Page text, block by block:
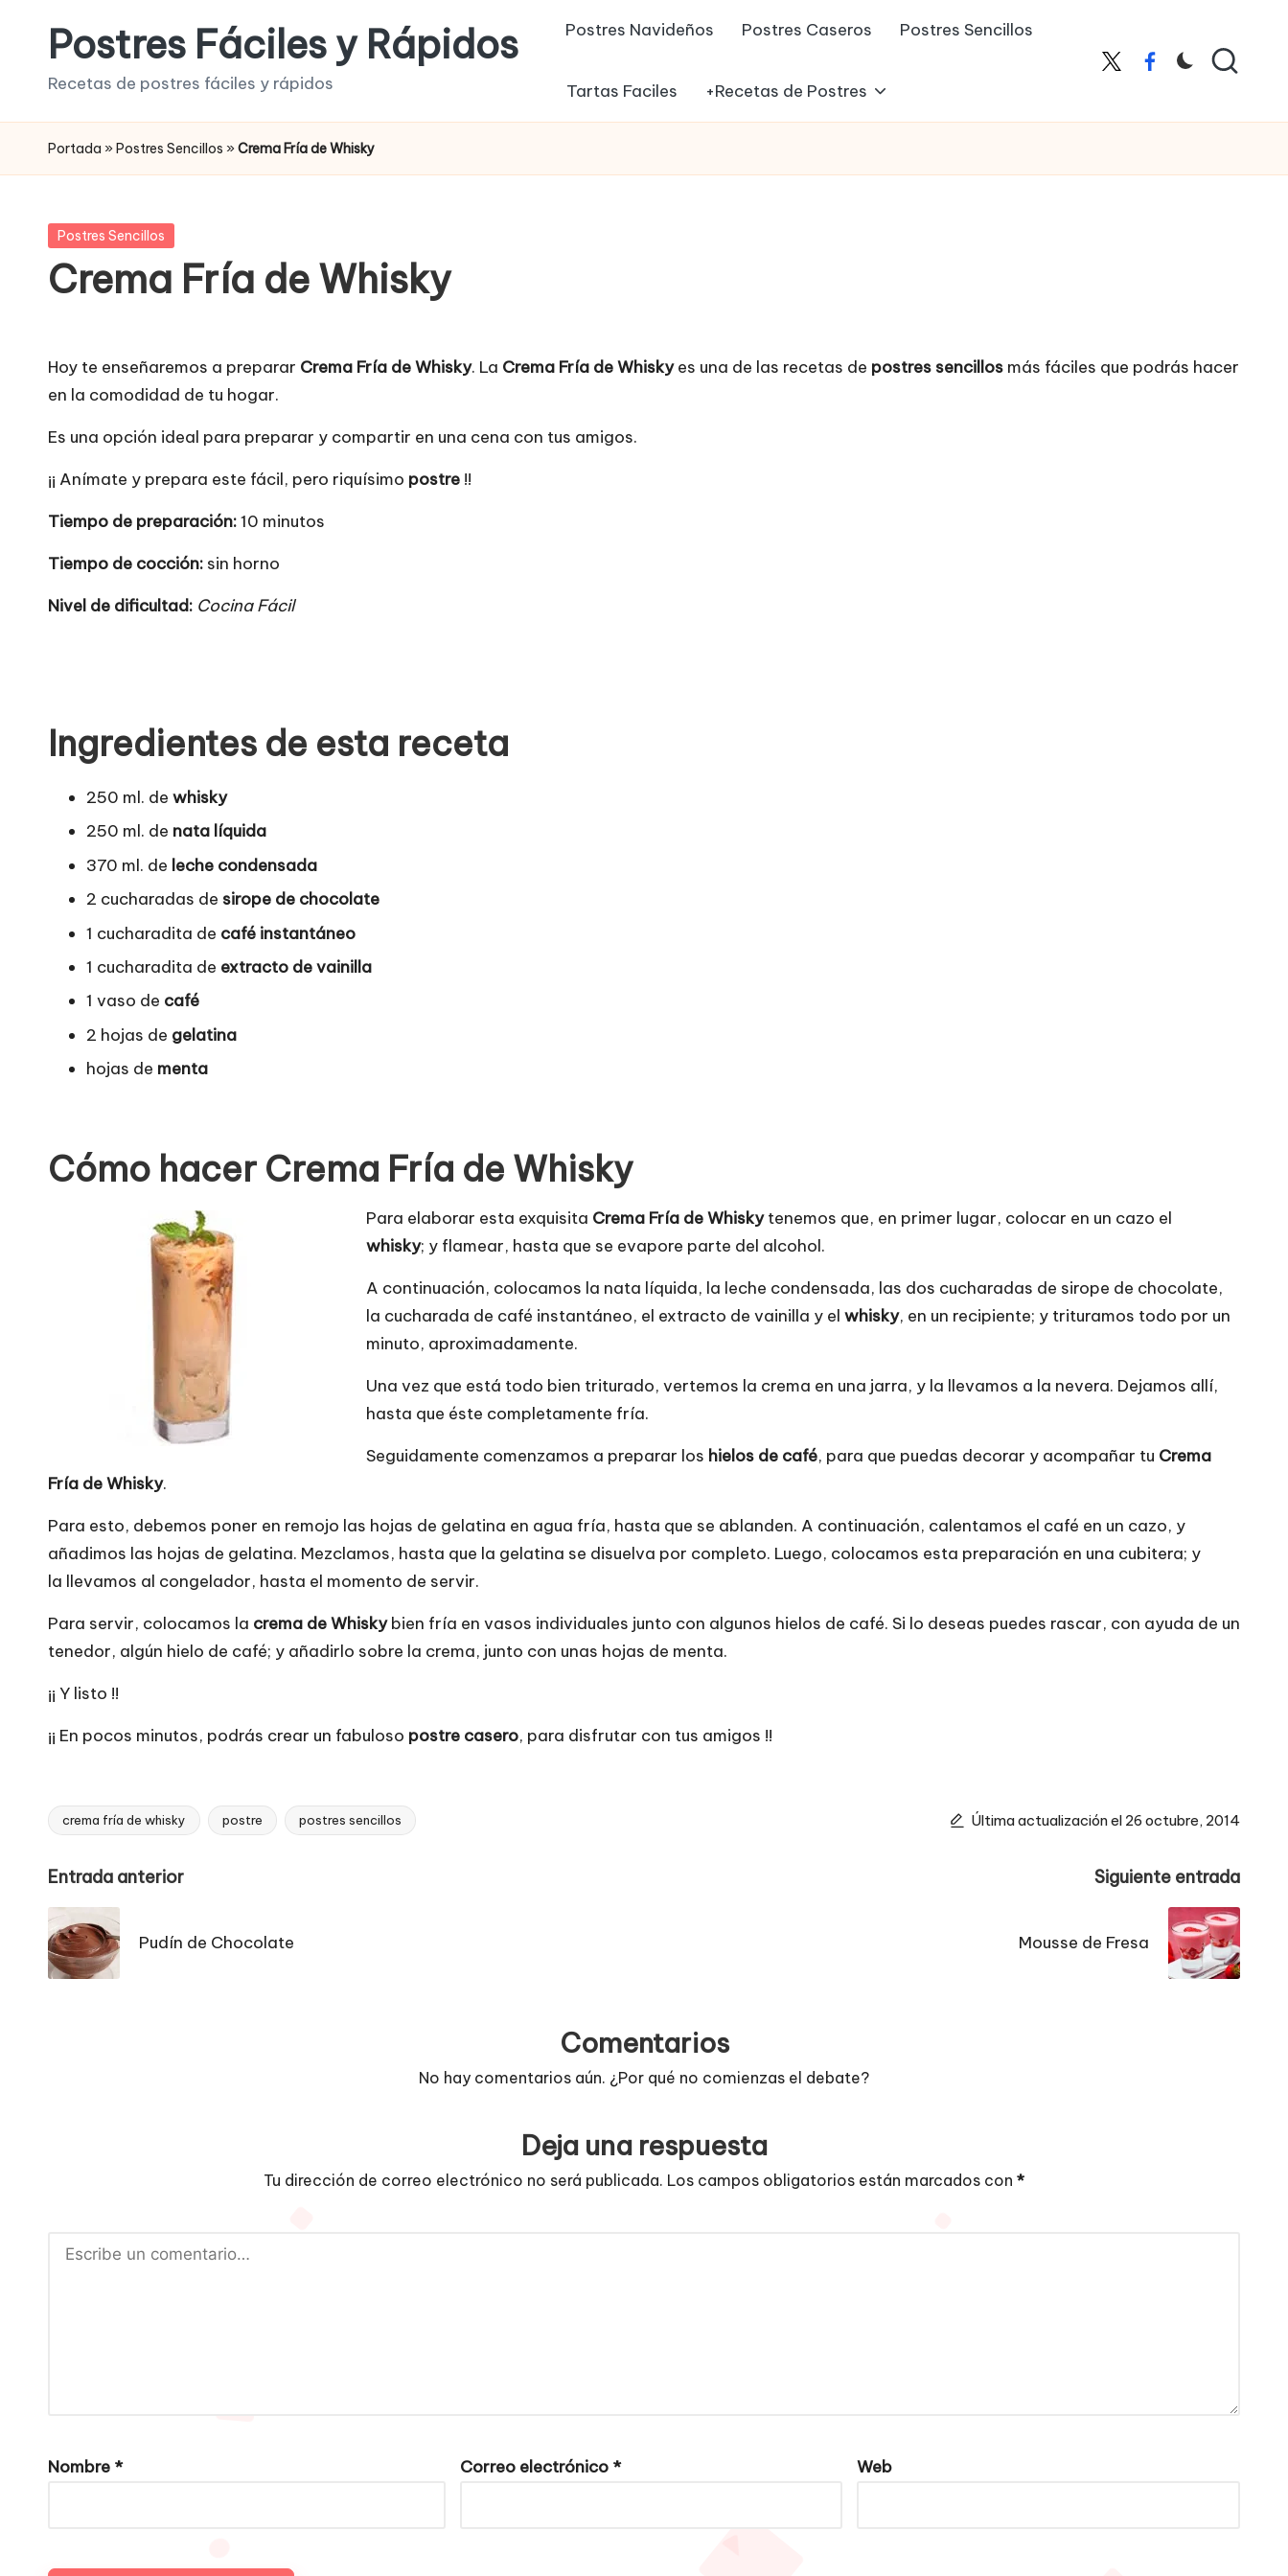
Postres Fáciles y Rápidos
Recetas de postres fáciles y rápidos
Postres Navideños Postres Caseros Postres Sencillos
Tartas Faciles +Recetas de Postres
X Facebook
Portada » Postres Sencillos » Crema Fría de Whisky
Publicada
Postres Sencillos
Crema Fría de Whisky
Hoy te enseñaremos a preparar Crema Fría de Whisky. La Crema Fría de Whiskyes una de las recetas de postres sencillos más fáciles que podrás hacer
en la comodidad de tu hogar.
Es una opción ideal para preparar y compartir en una cena con tus amigos.
¡¡ Anímate y prepara este fácil, pero riquísimo postre !!
Tiempo de preparación:10 minutos
Tiempo de cocción: sin horno
Nivel de dificultad: Cocina Fácil
Ingredientes de esta receta
250 ml. de whisky
250 ml. de nata líquida
370 ml. de leche condensada
2 cucharadas de sirope de chocolate
1 cucharadita de café instantáneo
1 cucharadita de extracto de vainilla
1 vaso de café
2 hojas de gelatina
hojas de menta
Cómo hacer Crema Fría de Whisky
Para elaborar esta exquisita Crema Fría de Whiskytenemos que, en primer lugar, colocar en un cazo el
whisky; y flamear, hasta que se evapore parte del alcohol.
A continuación, colocamos la nata líquida, la leche condensada, las dos cucharadas de sirope de chocolate,
la cucharada de café instantáneo, el extracto de vainilla y el whisky, en un recipiente; y trituramos todo por un
minuto, aproximadamente.
Una vez que está todo bien triturado, vertemos la crema en una jarra, y la llevamos a la nevera. Dejamos allí,
hasta que éste completamente fría.
Seguidamente comenzamos a preparar los hielos de café, para que puedas decorar y acompañar tu Crema
Fría de Whisky.
Para esto, debemos poner en remojo las hojas de gelatina en agua fría, hasta que se ablanden. A continuación, calentamos el café en un cazo, y
añadimos las hojas de gelatina. Mezclamos, hasta que la gelatina se disuelva por completo. Luego, colocamos esta preparación en una cubitera; y
la llevamos al congelador, hasta el momento de servir.
Para servir, colocamos la crema de Whiskybien fría en vasos individuales junto con algunos hielos de café. Si lo deseas puedes rascar, con ayuda de un
tenedor, algún hielo de café; y añadirlo sobre la crema, junto con unas hojas de menta.
¡¡ Y listo !!
¡¡ En pocos minutos, podrás crear un fabuloso postre casero, para disfrutar con tus amigos !!
Etiquetas:
crema fría de whisky postre postres sencillos Última actualización el 26 octubre, 2014
Navegación
de
entradas
Entrada anterior
Pudín de Chocolate
Siguiente entrada
Mousse de Fresa
Comentarios
No hay comentarios aún. ¿Por qué no comienzas el debate?
Deja una respuesta
Tu dirección de correo electrónico no será publicada. Los campos obligatorios están marcados con *
Nombre * Correo electrónico * Web